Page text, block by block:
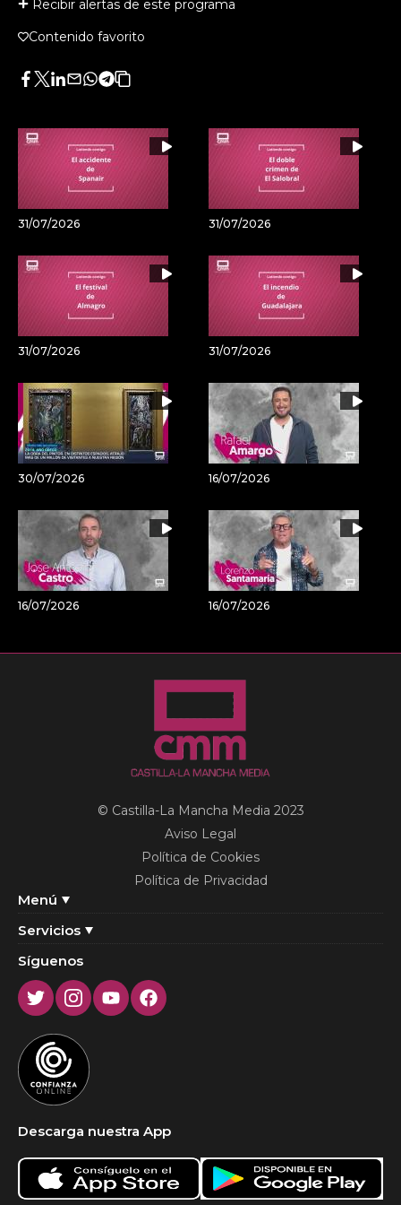
Recibir alertas de este programa
Contenido favorito
Facebook
Twitter
LinkedIn
Enviar
Whatsapp
Telegram
Copiar
artículo
31/07/2026 31/07/2026
31/07/2026 31/07/2026
30/07/2026 16/07/2026
16/07/2026 16/07/2026
Menú
Servicios
© Castilla-La Mancha Media 2023
Aviso Legal
Política de Cookies
Política de Privacidad
Síguenos
TwitterInstagram
YoutubeFacebook
Descarga nuestra App